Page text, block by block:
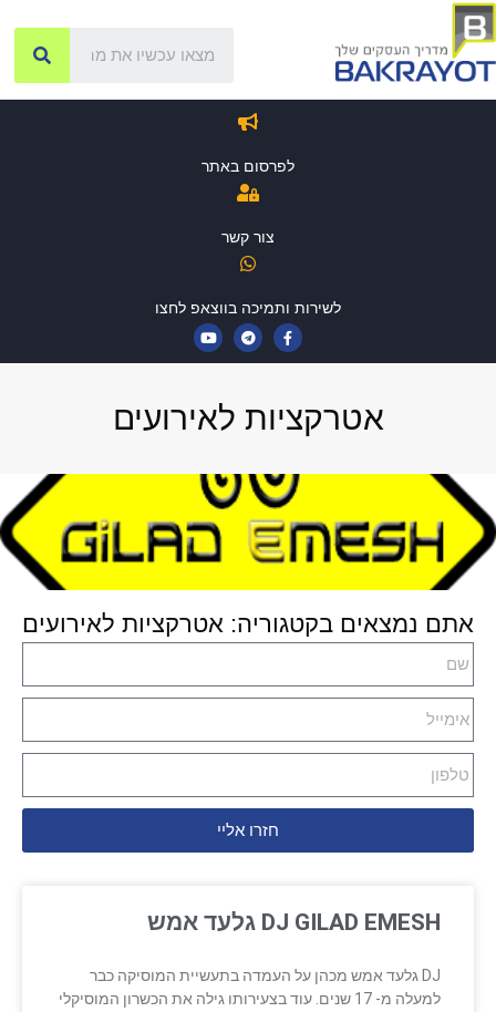
לפרסום באתר
צור קשר
לשירות ותמיכה בווצאפ לחצו
אטרקציות לאירועים
אתם נמצאים בקטגוריה: אטרקציות לאירועים
חזרו אליי
DJ GILAD EMESH גלעד אמש
DJ גלעד אמש מכהן על העמדה בתעשיית המוסיקה כבר
למעלה מ- 17 שנים. עוד בצעירותו גילה את הכשרון המוסיקלי